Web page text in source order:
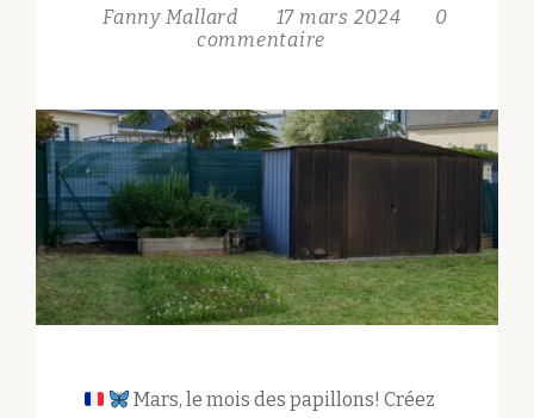
Fanny Mallard 17 mars 2024
0
commentaire
Mars, le mois des papillons! Créez